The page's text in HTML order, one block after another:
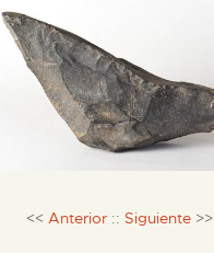
MUSEO
<< Anterior:: Siguiente>>